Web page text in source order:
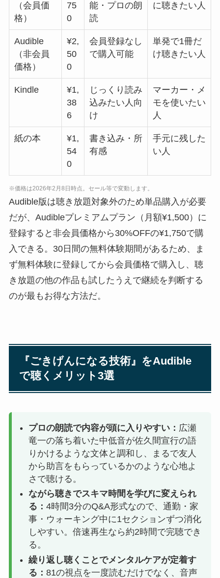
（会員価
格）
75
0
能・プロの朗
読
に聴きたい人
Audible
（非会員
価格）
¥2,
50
0
会員登録なし
で購入可能
単発で1冊だ
け聴きたい人
Kindle
¥1,
38
6
じっくり読み
込みたい人向
け
マーカー・メ
モを使いたい
人
紙の本
¥1,
54
0
書き込み・所
有感
手元に残した
い人
※価格は2026年2月8日時点。セール等で変動します。
Audible版は聴き放題対象外のため単品購入が必要
だが、Audibleプレミアムプラン（月額¥1,500）に
登録すると非会員価格から30%OFFの¥1,750で購
入できる。30日間の無料体験期間があるため、ま
ず無料体験に登録してから会員価格で購入し、聴
き放題の他の作品も試したうえで継続を判断する
のが最もお得な方法だ。
『ごきげんになる技術』をAudible
で聴くメリット3選
プロの朗読で内容が頭に入りやすい： 広瀬
竜一の落ち着いた中低音が佐久間宣行の語
りかけるような文体と調和し、まるで友人
から助言をもらっているかのような心地よ
さで聴ける。
ながら聴きでスキマ時間を学びに変えられ
る： 4時間3分のQ&A形式なので、通勤・家
事・ウォーキング中に1セクションずつ消化
しやすい。倍速再生なら約2時間で完聴でき
る。
繰り返し聴くことでメンタルケアが定着す
る： 81の視点を一度読むだけでなく、音声